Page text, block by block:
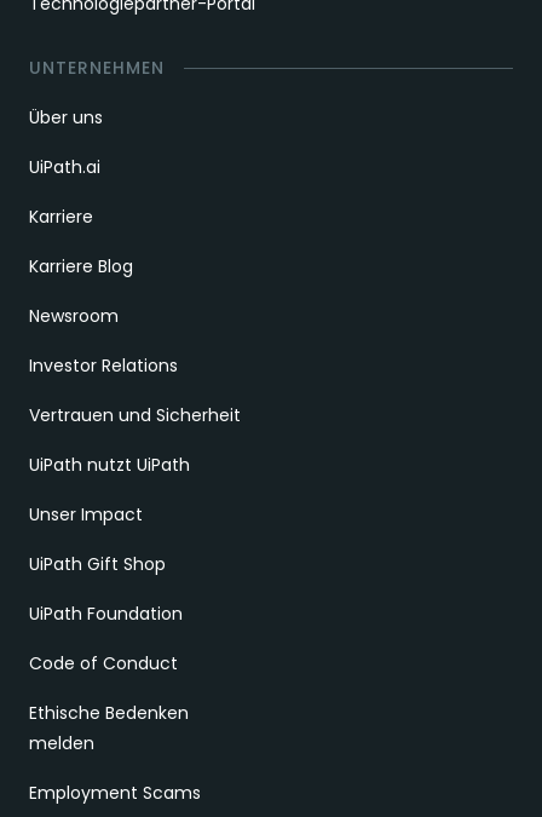
UNTERNEHMEN
Über uns
UiPath.ai
Karriere
Karriere Blog
Newsroom
Investor Relations
Vertrauen und Sicherheit
UiPath nutzt UiPath
Unser Impact
UiPath Gift Shop
UiPath Foundation
Code of Conduct
Ethische Bedenken
melden
Employment Scams